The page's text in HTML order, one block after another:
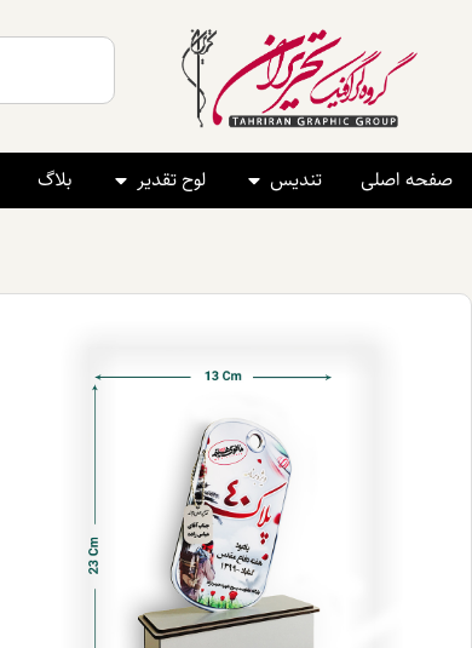
صفحه اصلی تندیس لوح تقدیر بلاگ